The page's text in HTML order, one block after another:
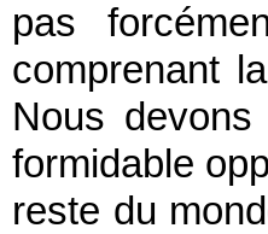
pas
comprenant
Nous
formidable
reste du